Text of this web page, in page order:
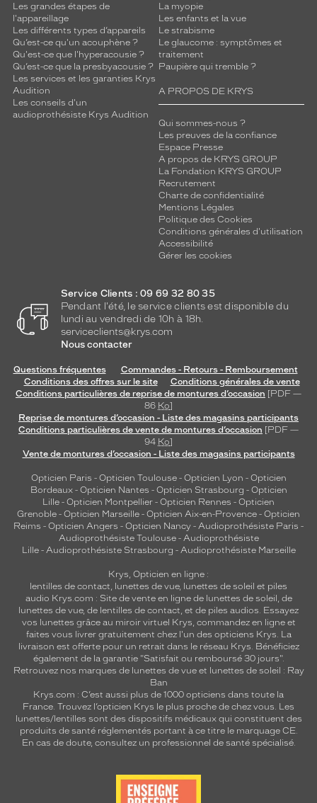
Les grandes étapes de
l'appareillage
Les différents types d’appareils
Qu’est-ce qu'un acouphène ?
Qu'est-ce que l'hyperacousie ?
Qu’est-ce que la presbyacousie ?
Les services et les garanties Krys
Audition
Les conseils d'un
audioprothésiste Krys Audition
La myopie
Les enfants et la vue
Le strabisme
Le glaucome : symptômes et
traitement
Paupière qui tremble ?
A PROPOS DE KRYS
Qui sommes-nous ?
Les preuves de la confiance
Espace Presse
A propos de KRYS GROUP
La Fondation KRYS GROUP
Recrutement
Charte de confidentialité
Mentions Légales
Politique des Cookies
Conditions générales d'utilisation
Accessibilité
Gérer les cookies
Service Clients : 09 69 32 80 35
Pendant l'été, le service clients est disponible du
lundi au vendredi de 10h à 18h.
serviceclients@krys.com
Nous contacter
Questions fréquentes
Commandes - Retours - Remboursement
Conditions des offres sur le site
Conditions générales de vente
Conditions particulières de reprise de montures d’occasion [PDF —
86 Ko]
Reprise de montures d’occasion - Liste des magasins participants
Conditions particulières de vente de montures d’occasion [PDF —
94 Ko]
Vente de montures d’occasion - Liste des magasins participants
Opticien Paris - Opticien Toulouse- Opticien Lyon - Opticien
Bordeaux- Opticien Nantes - Opticien Strasbourg - Opticien
Lille - Opticien Montpellier - Opticien Rennes - Opticien
Grenoble - Opticien Marseille - Opticien Aix-en-Provence - Opticien
Reims - Opticien Angers - Opticien Nancy - Audioprothésiste Paris -
Audioprothésiste Toulouse- Audioprothésiste
Lille- Audioprothésiste Strasbourg - Audioprothésiste Marseille
Krys, Opticien en ligne :
lentilles de contact, lunettes de vue, lunettes de soleil et piles
audio Krys.com : Site de vente en ligne de lunettes de soleil, de
lunettes de vue, de lentilles de contact, et de piles audios. Essayez
vos lunettes grâce au miroir virtuel Krys, commandez en ligne et
faites vous livrer gratuitement chez l'un des opticiens Krys. La
livraison est offerte pour un retrait dans le réseau Krys. Bénéficiez
également de la garantie "Satisfait ou remboursé 30 jours".
Retrouvez nos marques de lunettes de vue et lunettes de soleil : Ray
Ban
Krys.com : C’est aussi plus de 1000 opticiens dans toute la
France. Trouvez l’opticien Krys le plus proche de chez vous. Les
lunettes/lentilles sont des dispositifs médicaux qui constituent des
produits de santé réglementés portant à ce titre le marquage CE.
En cas de doute, consultez un professionnel de santé spécialisé.